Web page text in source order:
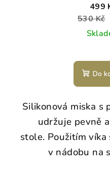
499
530 Kč
Do
Silikonová miska s
udržuje pevně
stole. Použitím víka
v nádobu na